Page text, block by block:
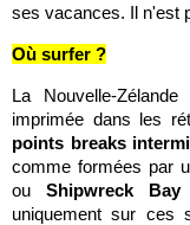
ses vacances. Il n'est
Où surfer ?
La Nouvelle-
imprimée dans les
points breaks
comme formées par
ouShipwreck Bay
uniquement sur ces